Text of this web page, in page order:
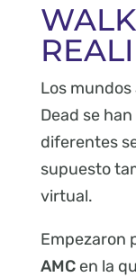
Los mundos
Dead se
diferentes
supuesto
virtual.
Empezaron
AMCen la